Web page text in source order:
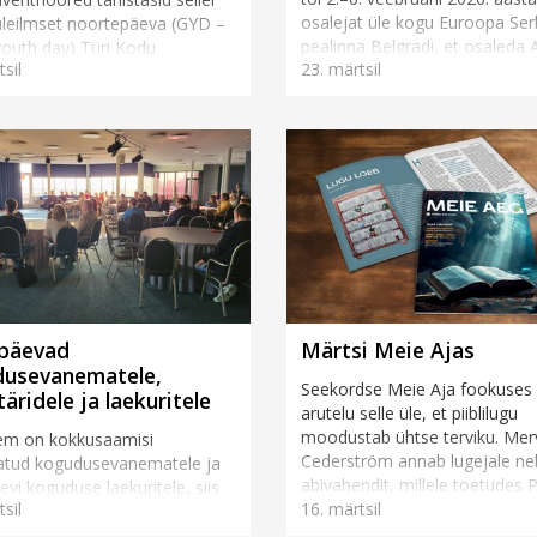
noortepäeva (GYD –
day) Türi Kodu
et anda enda panus
osalejat üle kogu Euroopa
pealinna Belgradi, et osaleda
hädaolukordade
23. märtsil
ja laekuritele
on kokkusaamisi
kogudusevanematele ja
koguduse laekuritele, siis
14. ja 15. märtsil olid
Märtsi Meie Ajas
Seekordse Meie Aja fookuses
arutelu selle üle, et piiblilugu
moodustab ühtse terviku.
Cederström annab lugejale
abivahendit, millele toetudes
lugeda ning tõdeb: „Piibel ei ...
16. märtsil